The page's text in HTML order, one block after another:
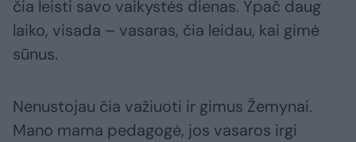
čia leisti savo vaikystės dienas. Ypač daug
laiko, visada – vasaras, čia leidau, kai gimė
sūnus.
Nenustojau čia važiuoti ir gimus Žemynai.
Mano mama pedagogė, jos vasaros irgi